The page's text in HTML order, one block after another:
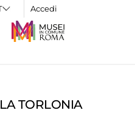
Accedi
TORLONIA